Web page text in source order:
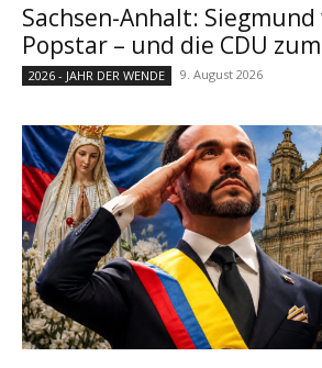
Sachsen-Anhalt:
Popstar – und die CDU
2026 - JAHR DER WENDE 9. August 2026